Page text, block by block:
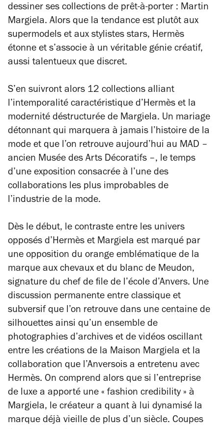
dessiner ses collections de prêt-à-porter : Martin
Margiela. Alors que la tendance est plutôt aux
supermodels et aux stylistes stars, Hermès
étonne et s’associe à un véritable génie créatif,
aussi talentueux que discret.
S’en suivront alors 12 collections alliant
l’intemporalité caractéristique d’Hermès et la
modernité déstructurée de Margiela. Un mariage
détonnant qui marquera à jamais l’histoire de la
mode et que l’on retrouve aujourd’hui au MAD –
ancien Musée des Arts Décoratifs –, le temps
d’une exposition consacrée à l’une des
collaborations les plus improbables de
l’industrie de la mode.
Dès le début, le contraste entre les univers
opposés d’Hermès et Margiela est marqué par
une opposition du orange emblématique de la
marque aux chevaux et du blanc de Meudon,
signature du chef de file de l’école d’Anvers. Une
discussion permanente entre classique et
subversif que l’on retrouve dans une centaine de
silhouettes ainsi qu’un ensemble de
photographies d’archives et de vidéos oscillant
entre les créations de la Maison Margiela et la
collaboration que l’Anversois a entretenu avec
Hermès. On comprend alors que si l’entreprise
de luxe a apporté une « fashion credibility » à
Margiela, le créateur a quant à lui dynamisé la
marque déjà vieille de plus d’un siècle. Coupes